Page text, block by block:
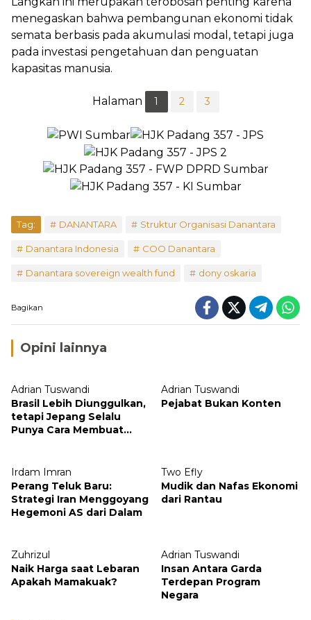
menegaskan bahwa pembangunan ekonomi tidak
semata berbasis pada akumulasi modal, tetapi juga
pada investasi pengetahuan dan penguatan
kapasitas manusia.
Halaman 1 2 3
Tag: DANANTARA Struktur Organisasi Danantara
Danantara Indonesia COO Danantara
Danantara sovereign wealth fund dony oskaria
Bagikan
Opini lainnya
Adrian Tuswandi
Brasil Lebih Diunggulkan,
tetapi Jepang Selalu
Punya Cara Membuat
Adrian Tuswandi
Pejabat Bukan Konten
Irdam Imran
Perang Teluk Baru:
Strategi Iran Menggoyang
Hegemoni AS dari Dalam
Two Efly
Mudik dan Nafas Ekonomi
dari Rantau
Zuhrizul
Naik Harga saat Lebaran
Apakah Mamakuak?
Adrian Tuswandi
Insan Antara Garda
Terdepan Program
Negara